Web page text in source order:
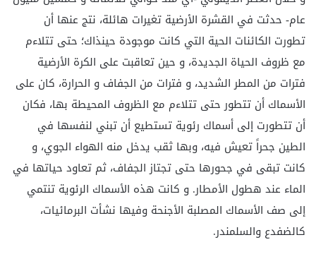
عام- حدثت في القشرة الأرضية تغيرات هائلة، نتج عنها أن
تطورت الكائنات الحية التي كانت موجودة حينذاك؛ حتى تتلاءم
مع ظروف الحياة الجديدة، و حين تعاقبت على الكرة الأرضية
فترات من المطر الشديد، و فترات من الجفاف و الحرارة، كان على
الأسماك أن تتطور حتى تتلاءم مع الظروف المحيطة بها، فكان
أن تتطورت إلى أسماك رئوية تستطيع أن تبني لنفسها في
الطين جحراً تعيش فيه، وبها ثقب يدخل منه الهواء الجوي، و
كانت تبقى في جحورها حتى تجتاز الجفاف، ثم تعاود حياتها في
الماء عند هطول الأمطار. و كانت هذه الأسماك الرئوية تنتمي
إلى صف الأسماك المصلبة الأجنحة وفيها نشأت البرمائيات،
كالضفدع والسلمندر.